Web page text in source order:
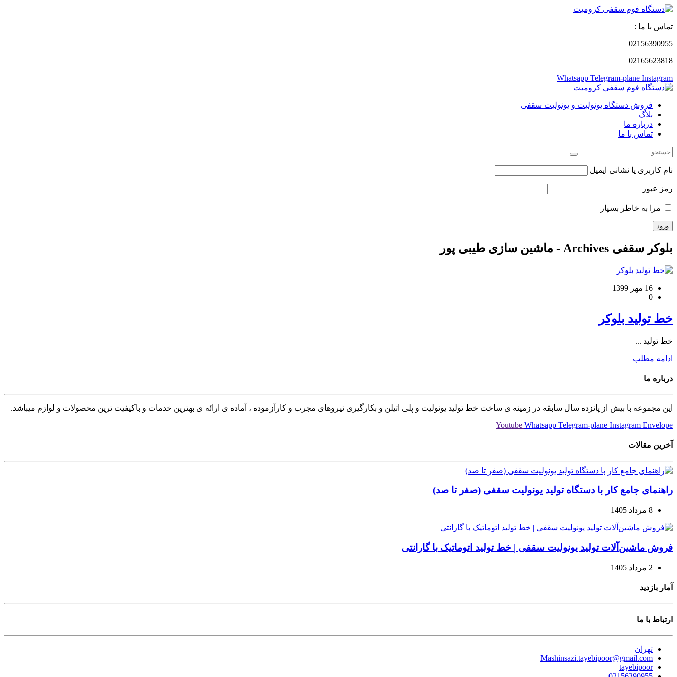
تماس با ما :
02156390955
02165623818
Whatsapp Telegram-plane Instagram
فروش دستگاه یونولیت و یونولیت سقفی
بلاگ
درباره ما
تماس با ما
نام کاربری یا نشانی ایمیل
رمز عبور
مرا به خاطر بسپار
بلوکر سقفی Archives - ماشین سازی طیبی پور
16 مهر 1399
0
خط تولید بلوکر
خط تولید ...
ادامه مطلب
درباره ما
این مجموعه با بیش از پانزده سال سابقه در زمینه ی ساخت خط تولید یونولیت و پلی اتیلن و بکارگیری نیروهای مجرب و کارآزموده ، آماده ی ارائه ی بهترین خدمات و باکیفیت ترین محصولات و لوازم میباشد.
Youtube Whatsapp Telegram-plane Instagram Envelope
آخرین مقالات
راهنمای جامع کار با دستگاه تولید یونولیت سقفی (صفر تا صد)
8 مرداد 1405
فروش ماشین‌آلات تولید یونولیت سقفی | خط تولید اتوماتیک با گارانتی
2 مرداد 1405
آمار بازدید
ارتباط با ما
تهران
Mashinsazi.tayebipoor@gmail.com
tayebipoor